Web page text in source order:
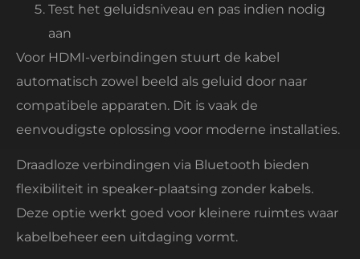
Test het geluidsniveau en pas indien nodig
aan
Voor HDMI-verbindingen stuurt de kabel
automatisch zowel beeld als geluid door naar
compatibele apparaten. Dit is vaak de
eenvoudigste oplossing voor moderne installaties.
Draadloze verbindingen via Bluetooth bieden
flexibiliteit in speaker-plaatsing zonder kabels.
Deze optie werkt goed voor kleinere ruimtes waar
kabelbeheer een uitdaging vormt.